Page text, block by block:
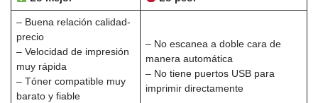
– Buena relación calidad-
precio
– Velocidad de impresión
muy rápida
– Tóner compatible muy
barato y fiable
– No escanea a doble cara de
manera automática
– No tiene puertos USB para
imprimir directamente